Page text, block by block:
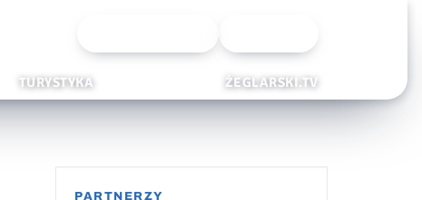
TURYSTYKA ŻEGLARSKI.TV
PARTNERZY